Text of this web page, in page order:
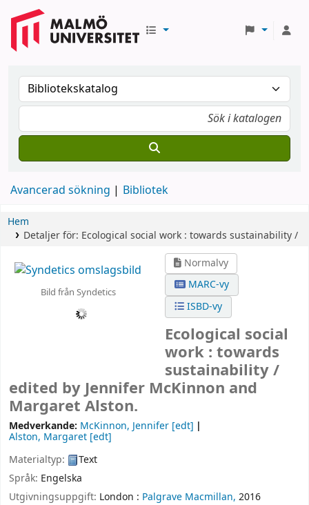
Avancerad sökning Bibliotek
Hem
Detaljer för: Ecological social work : towards sustainability /
Bild från Syndetics
Normalvy
MARC-vy
ISBD-vy
Ecological social
work : towards
sustainability /
edited by Jennifer McKinnon and
Margaret Alston.
Medverkande: McKinnon, Jennifer [edt]
Alston, Margaret [edt]
Materialtyp:
Text
Språk: Engelska
Utgivningsuppgift: London : Palgrave Macmillan, 2016